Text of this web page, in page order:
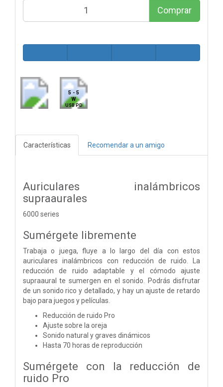
Comprar
5 - 5
W
USB PD
Características Recomendar a un amigo
Auriculares inalámbricos
supraaurales
6000 series
Sumérgete libremente
Trabaja o juega, fluye a lo largo del día con estos
auriculares inalámbricos con reducción de ruido. La
reducción de ruido adaptable y el cómodo ajuste
supraaural te sumergen en el sonido. Podrás disfrutar
de un sonido rico y detallado, y hay un ajuste de retardo
bajo para juegos y películas.
Reducción de ruido Pro
Ajuste sobre la oreja
Sonido natural y graves dinámicos
Hasta 70 horas de reproducción
Sumérgete con la reducción de
ruido Pro